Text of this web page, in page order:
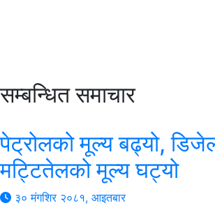
सम्बन्धित समाचार
पेट्रोलको मूल्य बढ्यो,
मट्टितेलको मूल्य घट्यो
३० मंगशिर २०८१, आइतबार